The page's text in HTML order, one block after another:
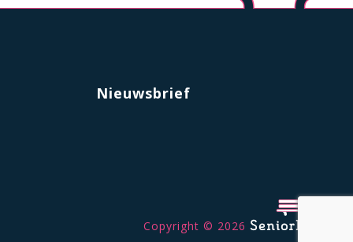
Nieuwsbrief
Copyright © 2026